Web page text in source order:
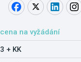
cena na vyžádání
3 + KK